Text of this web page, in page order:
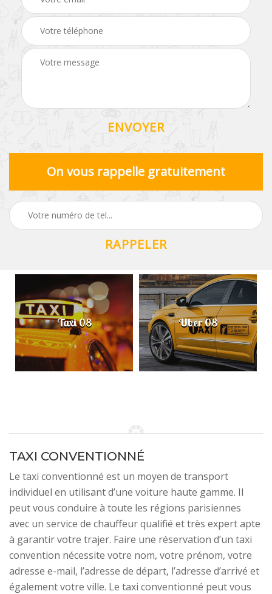
On vous rappelle gratuitement
Taxi 08 Uber 08
TAXI CONVENTIONNÉ
Le taxi conventionné est un moyen de transport
individuel en utilisant d’une voiture haute gamme. Il
peut vous conduire à toute les régions parisiennes
avec un service de chauffeur qualifié et très expert apte
à garantir votre trajer. Faire une réservation d’un taxi
convention nécessite votre nom, votre prénom, votre
adresse e-mail, l’adresse de départ, l’adresse d’arrivé et
également votre ville. Le taxi conventionné peut vous